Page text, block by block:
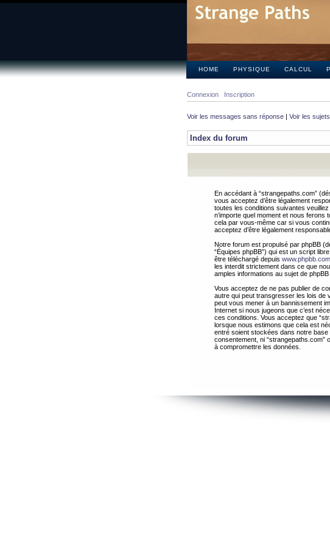
HOME PHYSIQUE CALCUL
Connexion Inscription
Voir les messages sans réponse | Voir les
Index du forum
En accédant à “strangepaths.com”
vous acceptez d’être légalement
toutes les conditions suivantes
n’importe quel moment et nous
cela par vous-même car si vous
acceptez d’être légalement
Notre forum est propulsé par phpBB
“Équipes phpBB”) qui est un script
être téléchargé depuis www.phpbb.com
les interdit strictement dans ce que
amples informations au sujet de
Vous acceptez de ne pas publier de
autre qui peut transgresser les lois de
peut vous mener à un bannissement
Internet si nous jugeons que c’est
ces conditions. Vous acceptez que
lorsque nous estimons que cela est
entré soient stockées dans notre
consentement, ni
à compromettre les données.